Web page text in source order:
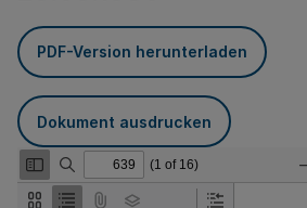
PDF-Version herunterladen
Dokument ausdrucken